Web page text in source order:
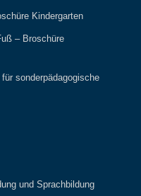
Kindergarten
– Broschüre
sonderpädagogische
und Sprachbildung